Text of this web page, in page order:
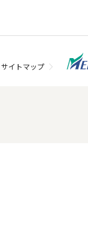
サイトマップ